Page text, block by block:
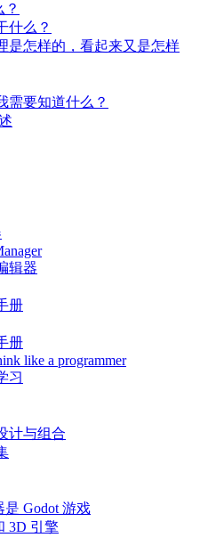
？
什么？
是怎样的，看起来又是怎样
需要知道什么？
辑器
册
册
like a programmer
习
计与组合
是 Godot 游戏
3D 引擎